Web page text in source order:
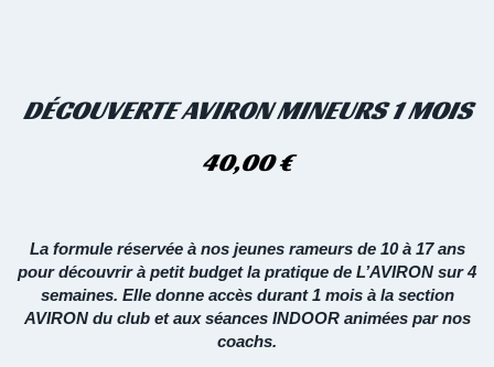
DÉCOUVERTE AVIRON MINEURS 1 MOIS
40,00€
La formule réservée à nos jeunes rameurs de 10 à 17 ans
pour découvrir à petit budget la pratique de L’AVIRON sur 4
semaines. Elle donne accès durant 1 mois à la section
AVIRON du club et aux séances INDOOR animées par nos
coachs.